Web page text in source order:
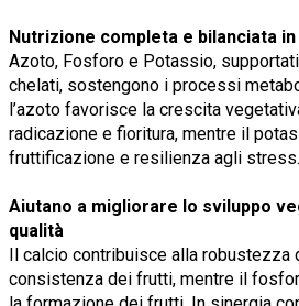
Nutrizione completa e bilanciata
Azoto, Fosforo e Potassio,
chelati, sostengono i processi
l’azoto favorisce la crescita
radicazione e fioritura, mentre il
fruttificazione e resilienza agli stress.
Aiutano a migliorare lo sviluppo
qualità
Il calcio contribuisce alla robustezza
consistenza dei frutti, mentre il